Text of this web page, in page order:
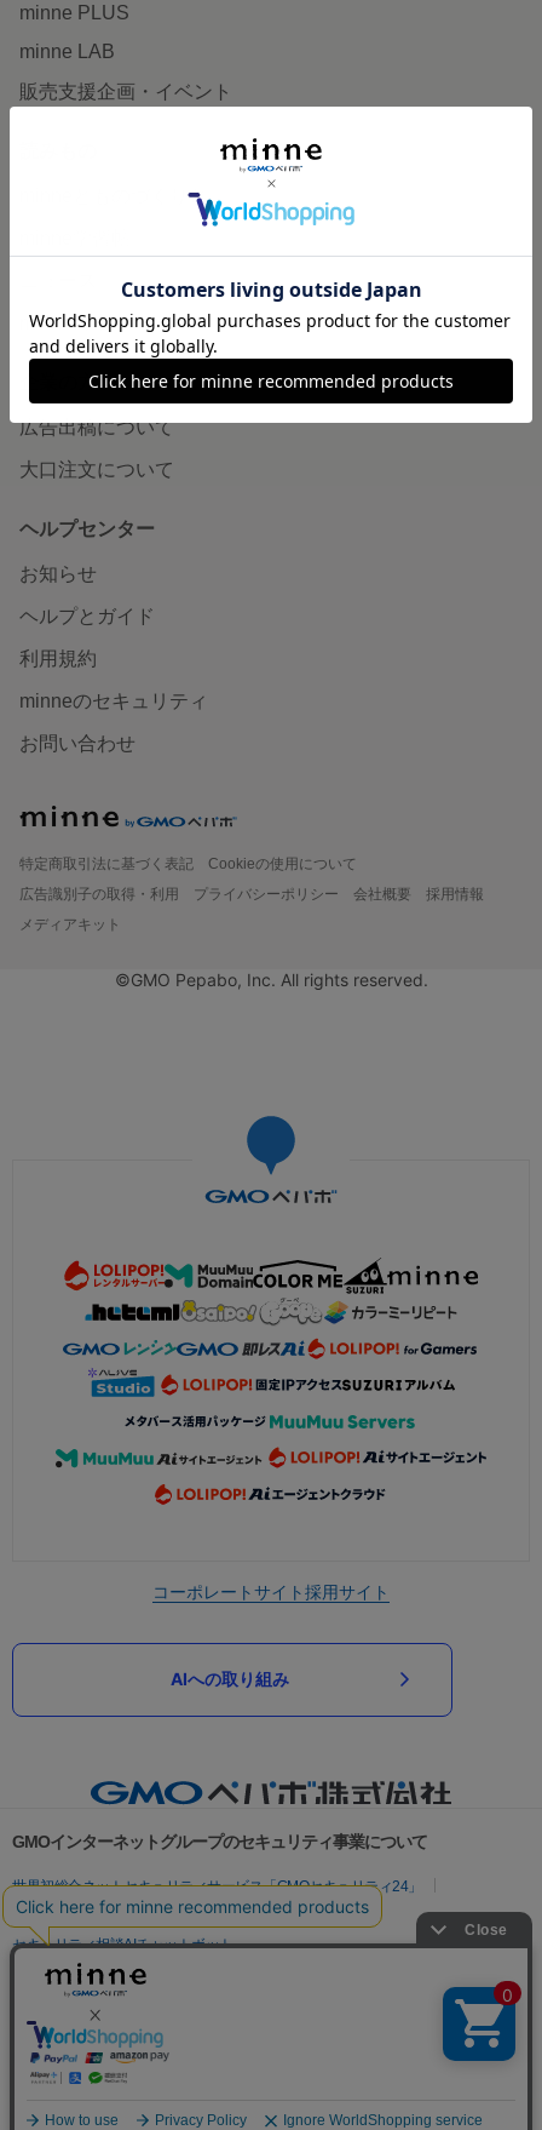
minne PLUS
minne LAB
販売支援企画・イベント
minneとものづくりと
minneの本
企業の方へ
広告出稿について
大口注文について
ヘルプセンター
お知らせ
ヘルプとガイド
利用規約
minneのセキュリティ
お問い合わせ
特定商取引法に基づく表記
Cookieの使用について
広告識別子の取得・利用
プライバシーポリシー 会社概要
採用情報
メディアキット
©GMO Pepabo, Inc. All rights reserved.
コーポレートサイト採用サイト
AIへの取り組み
GMOインターネットグループのセキュリティ事業について
世界初総合ネットセキュリティサービス「GMOセキュリティ24」
パスワード漏洩診断
Webサイトリスク診断
セキュリティ相談AIチャットボット
実在証明・盗聴対策
サイバー攻撃対策（GMO Flatt Security）
セキュリティ事業の軌跡